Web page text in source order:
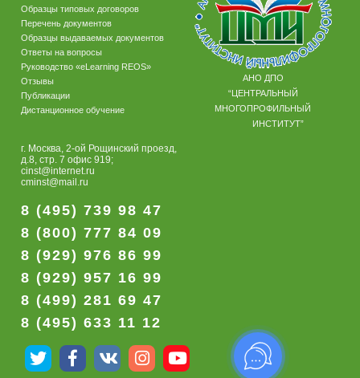
Образцы типовых договоров
Перечень документов
Образцы выдаваемых документов
Ответы на вопросы
Руководство «eLearning REOS»
Отзывы
Публикации
Дистанционное обучение
г. Москва, 2-ой Рощинский проезд,
д.8, стр. 7 офис 919;
cinst@internet.ru
cminst@mail.ru
8 (495) 739 98 47
8 (800) 777 84 09
8 (929) 976 86 99
8 (929) 957 16 99
8 (499) 281 69 47
8 (495) 633 11 12
АНО ДПО
“ЦЕНТРАЛЬНЫЙ
МНОГОПРОФИЛЬНЫЙ
ИНСТИТУТ”